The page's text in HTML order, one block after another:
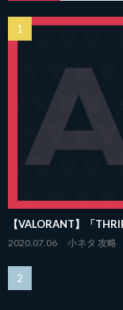
【VALORANT】「
2020.07.06 小ネタ 攻略